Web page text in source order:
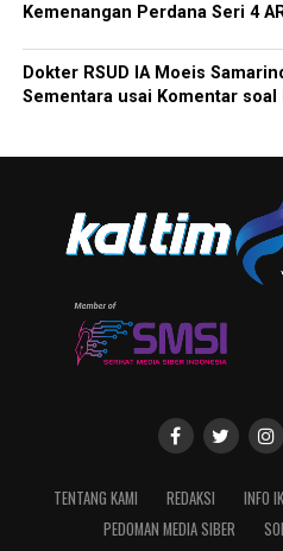
Kemenangan Perdana Seri 4
Dokter RSUD IA Moeis
Sementara usai Komentar soal
TENTANG KAMI REDAKSI INFO
PEDOMAN MEDIA SIBER